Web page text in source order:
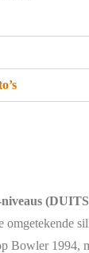
omgetekende
Bowler 1994,